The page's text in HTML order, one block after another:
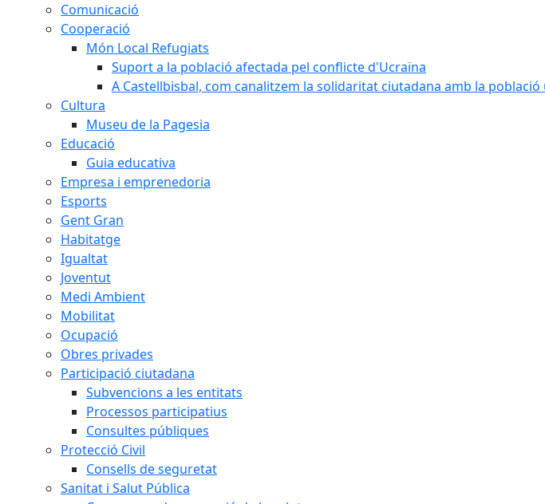
Comunicació
Cooperació
Món Local Refugiats
Suport a la població afectada pel conflicte d'Ucraïna
A Castellbisbal, com canalitzem la solidaritat ciutadana amb la població
Cultura
Museu de la Pagesia
Educació
Guia educativa
Empresa i emprenedoria
Esports
Gent Gran
Habitatge
Igualtat
Joventut
Medi Ambient
Mobilitat
Ocupació
Obres privades
Participació ciutadana
Subvencions a les entitats
Processos participatius
Consultes públiques
Protecció Civil
Consells de seguretat
Sanitat i Salut Pública